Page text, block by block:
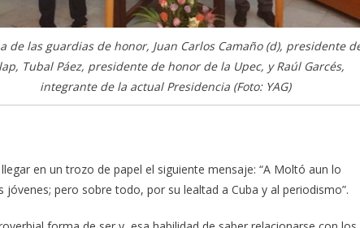
de las guardias de honor, Juan Carlos Camaño (d), presidente
Tubal Páez, presidente de honor de la Upec, y Raúl Garcés,
integrante de la actual Presidencia (Foto: YAG)
en un trozo de papel el siguiente mensaje: “A Moltó aun lo
pero sobre todo, por su lealtad a Cuba y al periodismo”.